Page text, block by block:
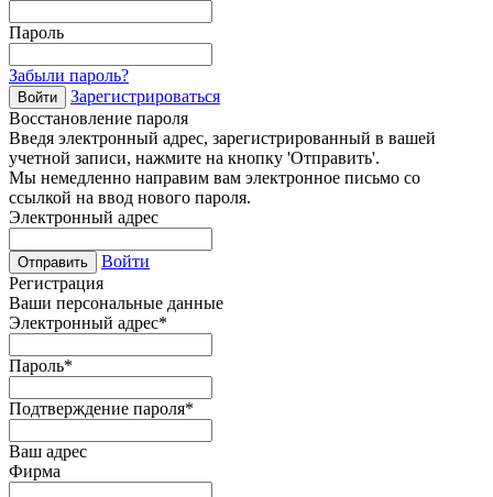
Пароль
Забыли пароль?
Войти
Зарегистрироваться
Восстановление пароля
Введя электронный адрес, зарегистрированный в вашей
учетной записи, нажмите на кнопку 'Отправить'.
Мы немедленно направим вам электронное письмо со
ссылкой на ввод нового пароля.
Электронный адрес
Отправить
Войти
Регистрация
Ваши персональные данные
Электронный адрес*
Пароль*
Подтверждение пароля*
Ваш адрес
Фирма